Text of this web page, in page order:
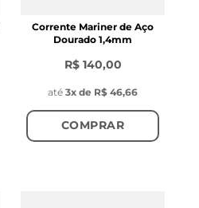
Corrente Mariner de Aço
Dourado 1,4mm
R$ 140,00
até 3x de R$ 46,66
COMPRAR